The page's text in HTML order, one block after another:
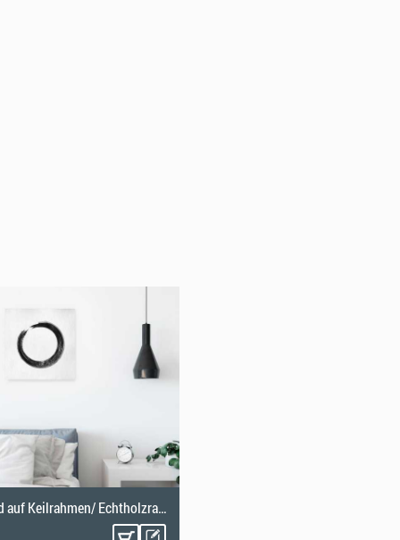
Vlies Bild auf Keilrahmen/ Echtholzrahmen Circular